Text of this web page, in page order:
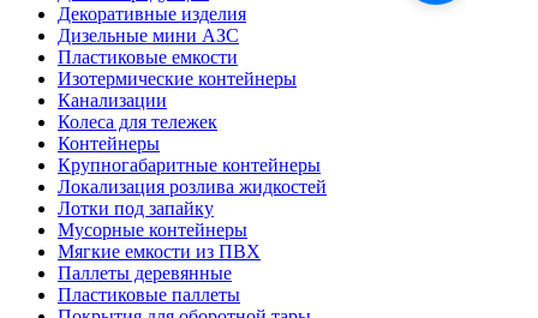
Декоративные изделия
Дизельные мини АЗС
Пластиковые емкости
Изотермические контейнеры
Канализации
Колеса для тележек
Контейнеры
Крупногабаритные контейнеры
Локализация розлива жидкостей
Лотки под запайку
Мусорные контейнеры
Мягкие емкости из ПВХ
Паллеты деревянные
Пластиковые паллеты